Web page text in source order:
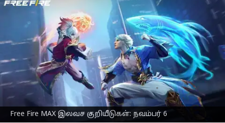
Free Fire MAX இலவச குறியீடுகள்: நவம்பர் 6
Free Fire MAX இலவச
குறியீடுகள்: நவம்பர் 6-
க்கான குறியீடுகள்
பெறுவதற்கான
வழிமுறைகள்
எழுதியவர் Prasanna Venkatesh Nov 06, 2023 09:28 am
செய்தி முன்னோட்டம்